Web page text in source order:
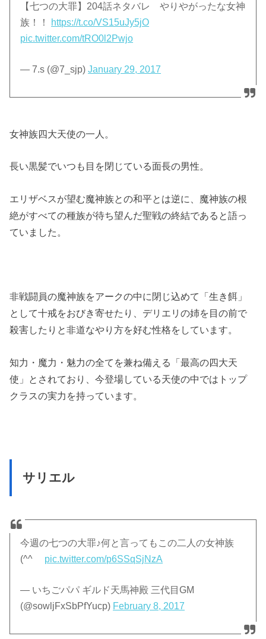
【七つの大罪】204話ネタバレ やりやがったな女神
族！！
https://t.co/VS15uJy5jO
pic.twitter.com/tRO0l2Pwjo
— 7.s (@7_sjp)January 29, 2017
女神族四大天使の一人。
長い黒髪でいつも目を閉じている面長の男性。
エリザベスが望む魔神族との和平とは逆に、魔神族の根
絶がすべての種族が待ち望んだ聖戦の終結であると語っ
ていました。
非戦闘員の魔神族をアークの中に閉じ込めて「生き餌」
として十戒をおびき寄せたり、デリエリの姉を目の前で
殺害したりと非道なやり方を好む性格をしています。
知力・魔力・魅力の全てを兼ね備える「最高の四大天
使」とされており、今登場している天使の中ではトップ
クラスの実力を持っています。
サリエル
今週の七つの大罪♪何と言ってもこの二人の女神族
(^^ゞ pic.twitter.com/p6SSqSjNzA
— いちごパパ ギルド天馬神殿 三代目GM
(@sowljFxSbPfYucp) February 8, 2017